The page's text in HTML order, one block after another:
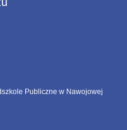
Publiczne w Nawojowej